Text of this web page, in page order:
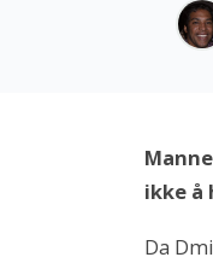
ikke å
Da